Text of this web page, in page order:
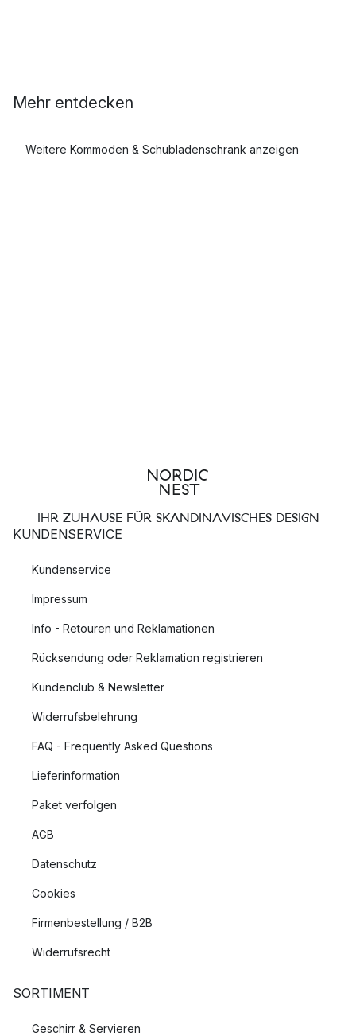
Mehr entdecken
Weitere Kommoden & Schubladenschrank anzeigen
IHR ZUHAUSE FÜR SKANDINAVISCHES DESIGN
KUNDENSERVICE
Kundenservice
Impressum
Info - Retouren und Reklamationen
Rücksendung oder Reklamation registrieren
Kundenclub & Newsletter
Widerrufsbelehrung
FAQ - Frequently Asked Questions
Lieferinformation
Paket verfolgen
AGB
Datenschutz
Cookies
Firmenbestellung / B2B
Widerrufsrecht
SORTIMENT
Geschirr & Servieren